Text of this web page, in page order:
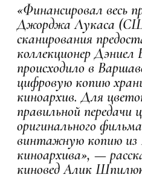
«Финансировал весь
Джорджа Лукаса
сканирования
коллекционер Дэниел
происходило в
цифровую копию
киноархив. Для
правильной передачи
оригинального
винтажную копию из
киноархива», —
киновед Алик